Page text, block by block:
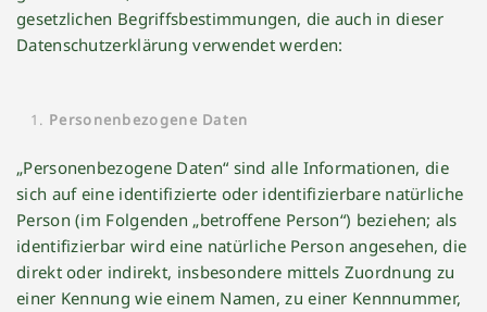
gesetzlichen Begriffsbestimmungen, die auch in dieser
Datenschutzerklärung verwendet werden:
Personenbezogene Daten
„Personenbezogene Daten“ sind alle Informationen, die
sich auf eine identifizierte oder identifizierbare natürliche
Person (im Folgenden „betroffene Person“) beziehen; als
identifizierbar wird eine natürliche Person angesehen, die
direkt oder indirekt, insbesondere mittels Zuordnung zu
einer Kennung wie einem Namen, zu einer Kennnummer,